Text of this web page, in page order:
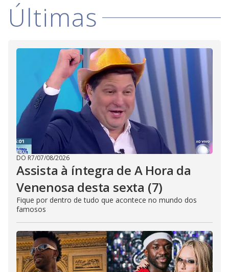
Últimas
DO R7/07/08/2026
Assista à íntegra de A Hora da
Venenosa desta sexta (7)
Fique por dentro de tudo que acontece no mundo dos
famosos